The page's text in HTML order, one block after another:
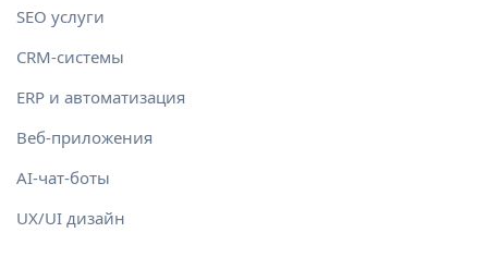
SEO услуги
CRM-системы
ERP и автоматизация
Веб-приложения
AI-чат-боты
UX/UI дизайн